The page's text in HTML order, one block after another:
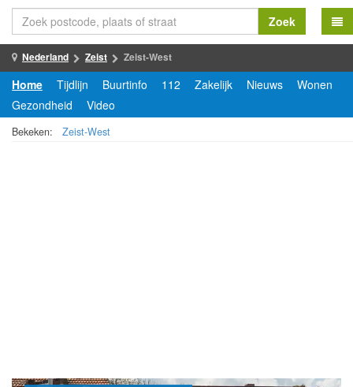
Zoek
Nederland Zeist Zeist-West
Home Tijdlijn Buurtinfo 112 Zakelijk Nieuws
Wonen
Gezondheid
Video
Bekeken: Zeist-West